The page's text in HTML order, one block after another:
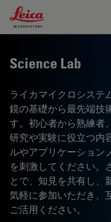
Leica Microsystems
Science Lab
ライカマイクロシステ
鏡の基礎から最先端技
す。初心者から熟練者
研究や実験に役立つ内
ルやアプリケーション
を刺激してください。
とで、知見を共有し、
気軽に参加いただき、
ご活用ください。